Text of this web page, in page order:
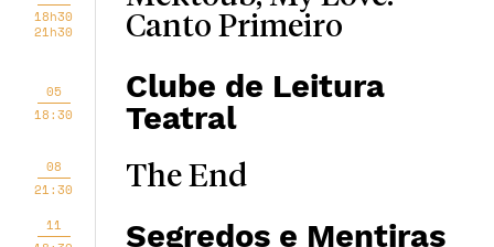
18h30
21h30
Canto Primeiro
05
18:30
Clube de Leitura
Teatral
08
21:30
The End
11
Segredos e Mentiras